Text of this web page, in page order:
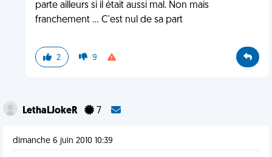
parte ailleurs si il était aussi mal. Non mais
franchement ... C'est nul de sa part
2 9
LethaLJokeR 7
dimanche 6 juin 2010 10:39